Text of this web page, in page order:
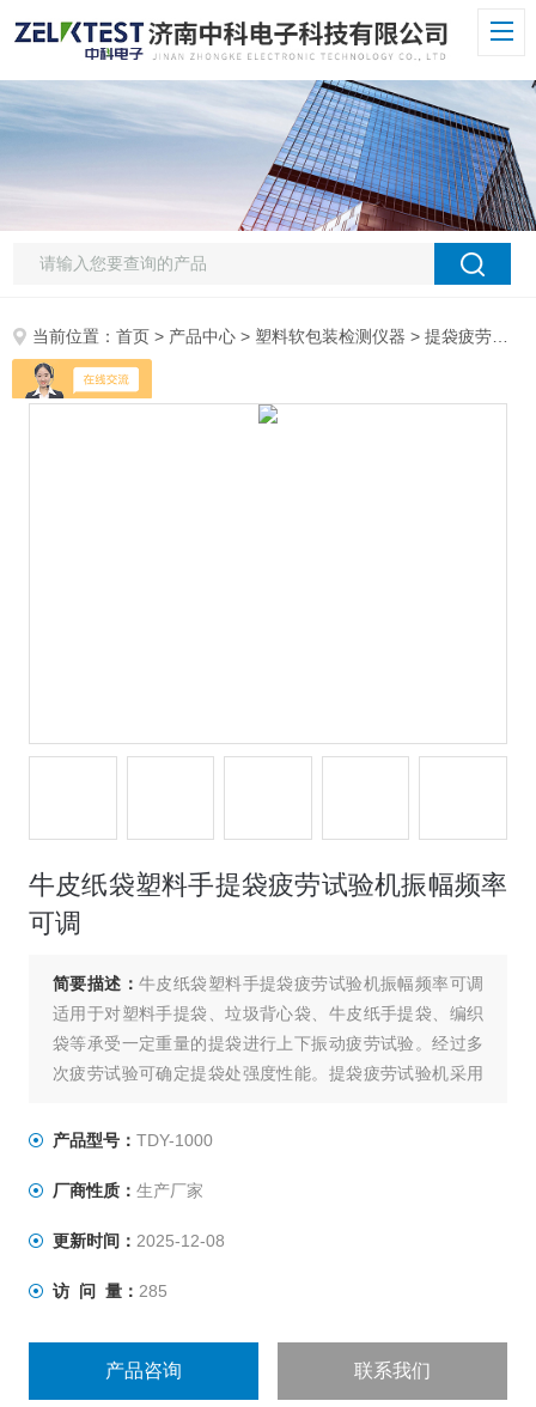
当前位置：首页 > 产品中心 > 塑料软包装检测仪器 >提袋疲劳试验机
牛皮纸袋塑料手提袋疲劳试验机振幅频率
可调
简要描述：牛皮纸袋塑料手提袋疲劳试验机振幅频率可调
适用于对塑料手提袋、垃圾背心袋、牛皮纸手提袋、编织
袋等承受一定重量的提袋进行上下振动疲劳试验。经过多
次疲劳试验可确定提袋处强度性能。提袋疲劳试验机采用
仪器自动完成实验过程并结束测试。
产品型号： TDY-1000
厂商性质： 生产厂家
更新时间： 2025-12-08
访 问 量： 285
产品咨询 联系我们